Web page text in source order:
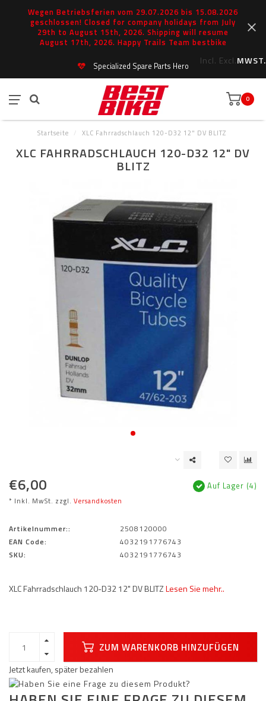
Wegen Betriebsferien vom 29.07.2026 bis 15.08.2026
geschlossen! Closed for company holidays from July
29th to August 15th, 2026. Shipping will resume
August 17th, 2026. Happy Trails Team bestbike
Incl. Excl.MWST.
Specialized Spare Parts Hero
0
Startseite / XLC Fahrradschlauch 120-D32 12" DV BLITZ
XLC FAHRRADSCHLAUCH 120-D32 12" DV
BLITZ
€6,00
* Inkl. MwSt. zzgl. Versandkosten
Auf Lager (4)
Artikelnummer::
2508120000
EAN Code:
4032191776743
SKU:
4032191776743
XLC Fahrradschlauch 120-D32 12" DV BLITZLesen Sie mehr..
ZUM WARENKORB HINZUFÜGEN
Jetzt kaufen, später bezahlen